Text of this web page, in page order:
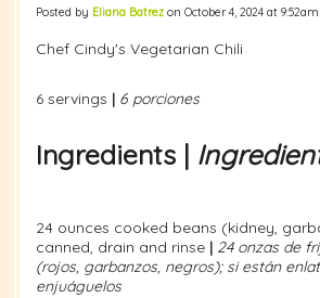
Posted by Eliana Batrez on October 4, 2024 at
Chef Cindy's Vegetarian Chili
6 servings | 6 porciones
Ingredients |
24 ounces cooked beans (kidney,
canned, drain and rinse | 24 onzas de
(rojos, garbanzos, negros); si están
enjuáguelos